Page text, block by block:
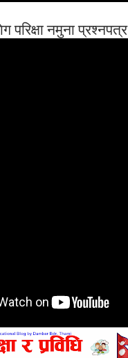
परिक्षा नमुना प्रश्नपत्र